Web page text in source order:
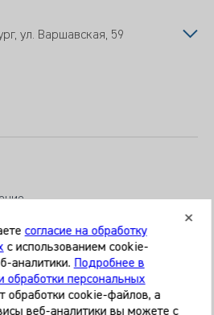
ул. Варшавская, 59
ОН ГРУП»
согласие на обработку
с использованием cookie-
аналитики. Подробнее в
обработки персональных
обработки cookie-файлов, а
веб-аналитики вы можете с